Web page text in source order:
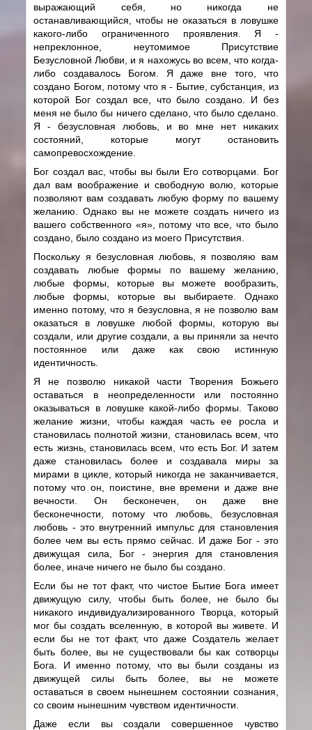
выражающий себя, но никогда не
останавливающийся, чтобы не оказаться в ловушке
какого-либо ограниченного проявления. Я -
непреклонное, неутомимое Присутствие
Безусловной Любви, и я нахожусь во всем, что когда-
либо создавалось Богом. Я даже вне того, что
создано Богом, потому что я - Бытие, субстанция, из
которой Бог создал все, что было создано. И без
меня не было бы ничего сделано, что было сделано.
Я - безусловная любовь, и во мне нет никаких
состояний, которые могут остановить
самопревосхождение.
Бог создал вас, чтобы вы были Его сотворцами. Бог
дал вам воображение и свободную волю, которые
позволяют вам создавать любую форму по вашему
желанию. Однако вы не можете создать ничего из
вашего собственного «я», потому что все, что было
создано, было создано из моего Присутствия.
Поскольку я безусловная любовь, я позволяю вам
создавать любые формы по вашему желанию,
любые формы, которые вы можете вообразить,
любые формы, которые вы выбираете. Однако
именно потому, что я безусловна, я не позволю вам
оказаться в ловушке любой формы, которую вы
создали, или другие создали, а вы приняли за нечто
постоянное или даже как свою истинную
идентичность.
Я не позволю никакой части Творения Божьего
оставаться в неопределенности или постоянно
оказываться в ловушке какой-либо формы. Таково
желание жизни, чтобы каждая часть ее росла и
становилась полнотой жизни, становилась всем, что
есть жизнь, становилась всем, что есть Бог. И затем
даже становилась более и создавала миры за
мирами в цикле, который никогда не заканчивается,
потому что он, поистине, вне времени и даже вне
вечности. Он бесконечен, он даже вне
бесконечности, потому что любовь, безусловная
любовь - это внутренний импульс для становления
более чем вы есть прямо сейчас. И даже Бог - это
движущая сила, Бог - энергия для становления
более, иначе ничего не было бы создано.
Если бы не тот факт, что чистое Бытие Бога имеет
движущую силу, чтобы быть более, не было бы
никакого индивидуализированного Творца, который
мог бы создать вселенную, в которой вы живете. И
если бы не тот факт, что даже Создатель желает
быть более, вы не существовали бы как сотворцы
Бога. И именно потому, что вы были созданы из
движущей силы быть более, вы не можете
оставаться в своем нынешнем состоянии сознания,
со своим нынешним чувством идентичности.
Даже если вы создали совершенное чувство